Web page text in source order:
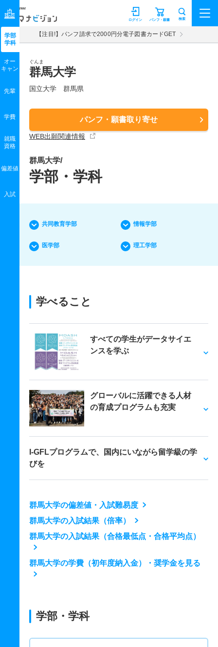
マナビジョン パンフ・願書
ログイン 検索
【注目!】パンフ請求で2000円分電子図書カードGET
ぐんま
群馬大学
国立大学 群馬県
パンフ・願書取り寄せ
WEB出願関連情報
学部
学科
オー
キャン
先輩
学費
就職
資格
偏差値
入試
群馬大学/
学部・学科
共同教育学部 情報学部
医学部 理工学部
学べること
すべての学生がデータサイエ
ンスを学ぶ
グローバルに活躍できる人材
の育成プログラムも充実
I-GFLプログラムで、国内にいながら留学級の学
びを
群馬大学の偏差値・入試難易度
群馬大学の入試結果（倍率）
群馬大学の入試結果（合格最低点・合格平均点）
群馬大学の学費（初年度納入金）・奨学金を見る
学部・学科